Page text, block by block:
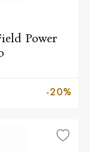
Power
-20%